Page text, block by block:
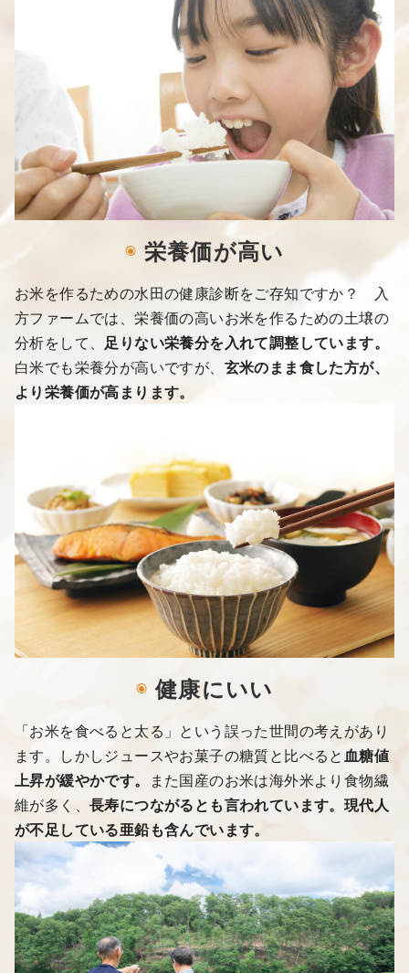
◉ 栄養価が高い
お米を作るための水田の健康診断をご存知ですか？ 入
方ファームでは、栄養価の高いお米を作るための土壌の
分析をして、 足りない栄養分を入れて調整しています。
白米でも栄養分が高いですが、 玄米のまま食した方が、
より栄養価が高まります。
◉ 健康にいい
「お米を食べると太る」という誤った世間の考えがあり
ます。しかしジュースやお菓子の糖質と比べると血糖値
上昇が緩やかです。
また国産のお米は海外米より食物繊
維が多く、 長寿につながるとも言われています。現代人
が不足している亜鉛も含んでいます。